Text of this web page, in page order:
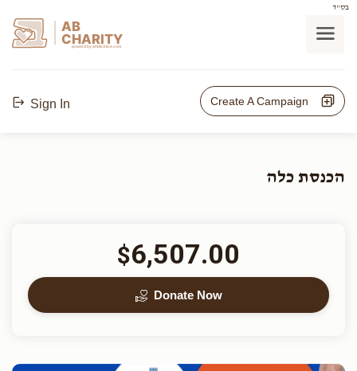
בס"ד
AB
CHARITY
powerd by ahblicklive.com
Sign In Create A Campaign
הכנסת כלה
$6,507.00
Donate Now